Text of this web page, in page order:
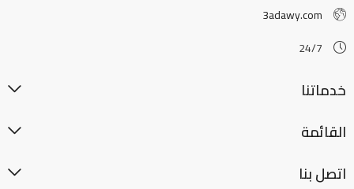
3adawy.com
24/7
خدماتنا
القائمة
اتصل بنا